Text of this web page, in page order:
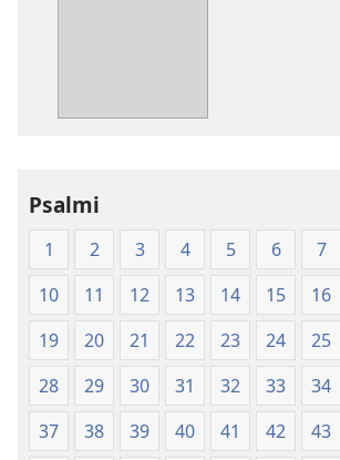
Psalmi
1 2 3 4 5 6 7
10
11 12 13 14 15 16
19
20 21 22 23 24 25
28
29 30 31 32 33 34
37
38 39 40 41 42 43